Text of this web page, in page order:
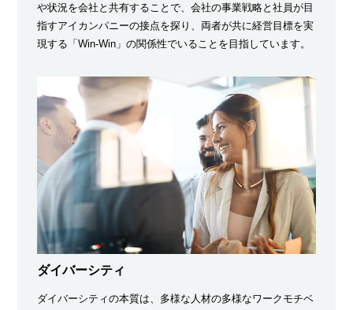
や状況を会社と共有することで、会社の事業戦略と社員が目
指すアイカンパニーの接点を探り、両者が共に経営目標を実
現する「Win-Win」の関係性でいることを目指しています。
ダイバーシティ
ダイバーシティの本質は、多様な人材の多様なワークモチベ